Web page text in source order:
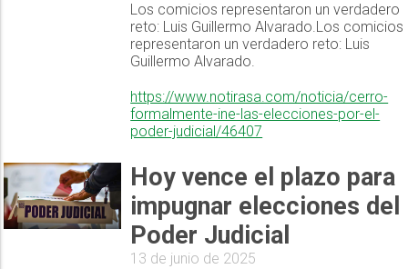
Los comicios representaron un verdadero
reto: Luis Guillermo Alvarado.Los comicios
representaron un verdadero reto: Luis
Guillermo Alvarado.
https://www.notirasa.com/noticia/cerro-
formalmente-ine-las-elecciones-por-el-
poder-judicial/46407
Hoy vence el plazo para
impugnar elecciones del
Poder Judicial
13 de junio de 2025